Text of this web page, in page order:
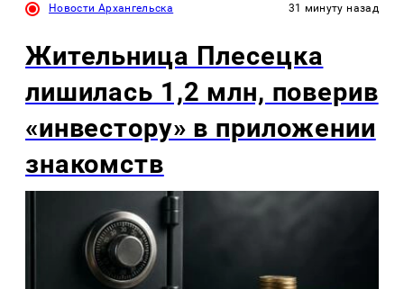
Новости Архангельска 31 минуту назад
Жительница Плесецка
лишилась 1,2 млн, поверив
«инвестору» в приложении
знакомств